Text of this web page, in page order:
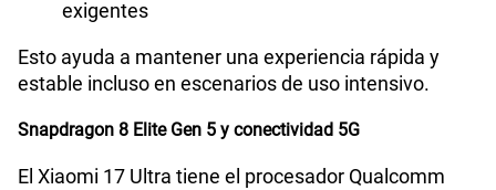
exigentes
Esto ayuda a mantener una experiencia rápida y
estable incluso en escenarios de uso intensivo.
Snapdragon 8 Elite Gen 5 y conectividad 5G
El Xiaomi 17 Ultra tiene el procesador Qualcomm